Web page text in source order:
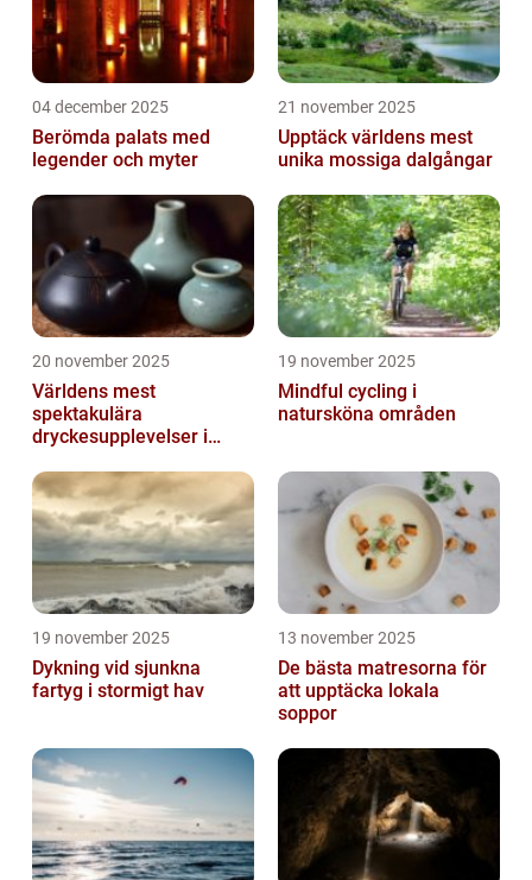
04 december 2025
Berömda palats med
legender och myter
21 november 2025
Upptäck världens mest
unika mossiga dalgångar
20 november 2025
Världens mest
spektakulära
dryckesupplevelser i
19 november 2025
Mindful cycling i
natursköna områden
19 november 2025
Dykning vid sjunkna
fartyg i stormigt hav
13 november 2025
De bästa matresorna för
att upptäcka lokala
soppor